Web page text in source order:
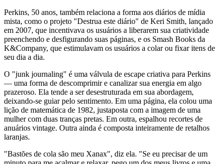
Perkins, 50 anos, também relaciona a forma aos diários de mídia
mista, como o projeto "Destrua este diário" de Keri Smith, lançado
em 2007, que incentivava os usuários a liberarem sua criatividade
preenchendo e desfigurando suas páginas, e os Smash Books da
K&Company, que estimulavam os usuários a colar ou fixar itens de
seu dia a dia.
O "junk journaling" é uma válvula de escape criativa para Perkins
— uma forma de descomprimir e canalizar sua energia em algo
prazeroso. Ela tende a ser desestruturada em sua abordagem,
deixando-se guiar pelo sentimento. Em uma página, ela colou uma
lição de matemática de 1982, justaposta com a imagem de uma
mulher com duas tranças pretas. Em outra, espalhou recortes de
anuários vintage. Outra ainda é composta inteiramente de retalhos
laranjas.
"Bastões de cola são meu Xanax", diz ela. "Se eu precisar de um